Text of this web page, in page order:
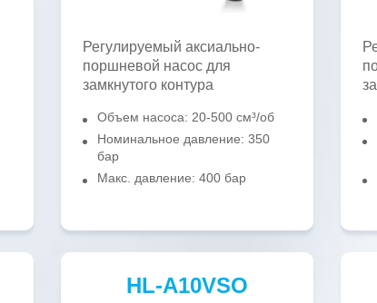
Регулируемый аксиально-
поршневой насос для
замкнутого контура
Объем насоса: 20-500 см³/об
Номинальное давление: 350
бар
Макс. давление: 400 бар
HL-A10VSO